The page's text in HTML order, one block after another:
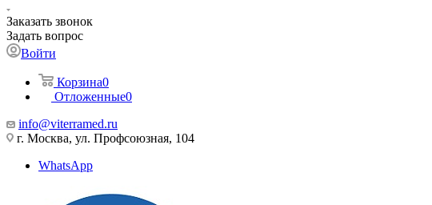
Заказать звонок
Задать вопрос
Войти
Корзина0
Отложенные0
info@viterramed.ru
г. Москва, ул. Профсоюзная, 104
WhatsApp